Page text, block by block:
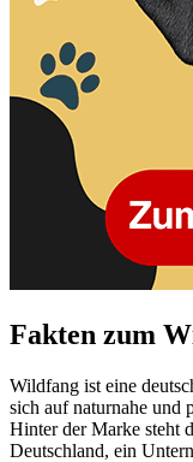
Fakten zum
Wildfang ist eine
sich auf naturnahe und
Hinter der Marke steht
Deutschland, ein